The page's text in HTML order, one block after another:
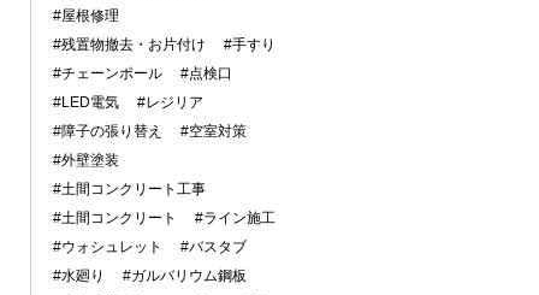
#屋根修理
#残置物撤去・お片付け
#手すり
#チェーンポール
#点検口
#LED電気
#レジリア
#障子の張り替え
#空室対策
#外壁塗装
#土間コンクリート工事
#土間コンクリート
#ライン施工
#ウォシュレット
#バスタブ
#水廻り
#ガルバリウム鋼板